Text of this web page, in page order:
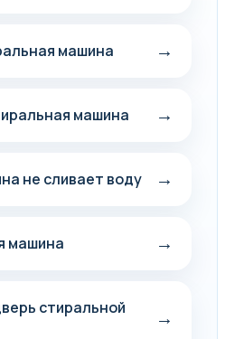
машина →
машина →
не сливает воду →
машина →
стиральной
→